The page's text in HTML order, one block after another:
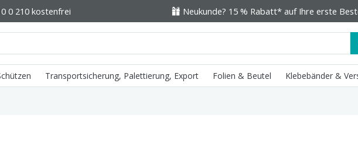
0 210 kostenfrei Neukunde? 15 % Rabatt* auf Ihre erste
Transportsicherung, Palettierung, Export Folien & Beutel Klebebänder &